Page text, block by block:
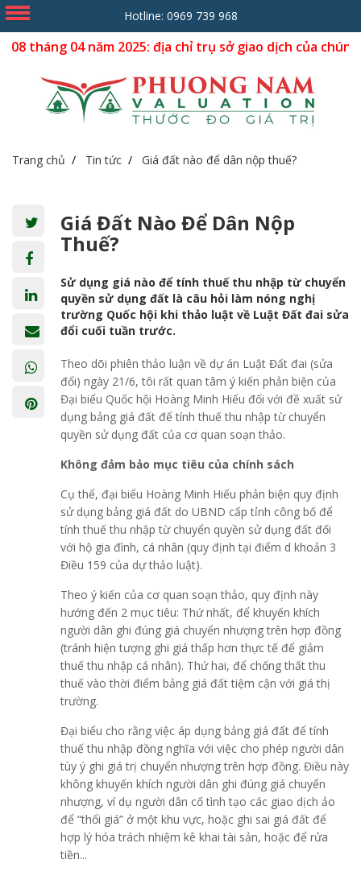
Hotline: 0969 739 968
04 năm 2025: địa chỉ trụ sở giao dịch của chúng tôi dời
Trang chủ Tin tức Giá đất nào để dân nộp thuế?
Giá Đất Nào Để Dân Nộp
Thuế?
Sử dụng giá nào để tính thuế thu nhập từ chuyển
quyền sử dụng đất là câu hỏi làm nóng nghị
trường Quốc hội khi thảo luật về Luật Đất đai sửa
đổi cuối tuần trước.
Theo dõi phiên thảo luận về dự án Luật Đất đai (sửa
đổi) ngày 21/6, tôi rất quan tâm ý kiến phản biện của
Đại biểu Quốc hội Hoàng Minh Hiếu đối với đề xuất sử
dụng bảng giá đất để tính thuế thu nhập từ chuyển
quyền sử dụng đất của cơ quan soạn thảo.
Không đảm bảo mục tiêu của chính sách
Cụ thể, đại biểu Hoàng Minh Hiếu phản biện quy định
sử dụng bảng giá đất do UBND cấp tỉnh công bố để
tính thuế thu nhập từ chuyển quyền sử dụng đất đối
với hộ gia đình, cá nhân (quy định tại điểm d khoản 3
Điều 159 của dự thảo luật).
Theo ý kiến của cơ quan soạn thảo, quy định này
hướng đến 2 mục tiêu: Thứ nhất, để khuyến khích
người dân ghi đúng giá chuyển nhượng trên hợp đồng
(tránh hiện tượng ghi giá thấp hơn thực tế để giảm
thuế thu nhập cá nhân). Thứ hai, để chống thất thu
thuế vào thời điểm bảng giá đất tiệm cận với giá thị
trường.
Đại biểu cho rằng việc áp dụng bảng giá đất để tính
thuế thu nhập đồng nghĩa với việc cho phép người dân
tùy ý ghi giá trị chuyển nhượng trên hợp đồng. Điều này
không khuyến khích người dân ghi đúng giá chuyển
nhượng, ví dụ người dân cố tình tạo các giao dịch ảo
để “thổi giá” ở một khu vực, hoặc ghi sai giá đất để
hợp lý hóa trách nhiệm kê khai tài sản, hoặc để rửa
tiền...